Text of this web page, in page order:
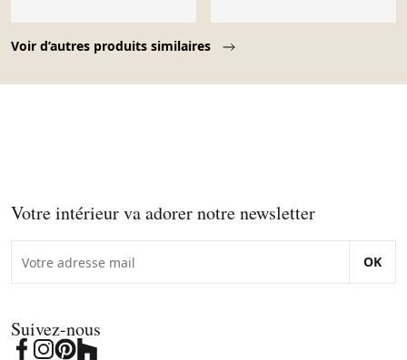
Voir d’autres produits similaires
Votre intérieur va adorer notre newsletter
OK
Suivez-nous